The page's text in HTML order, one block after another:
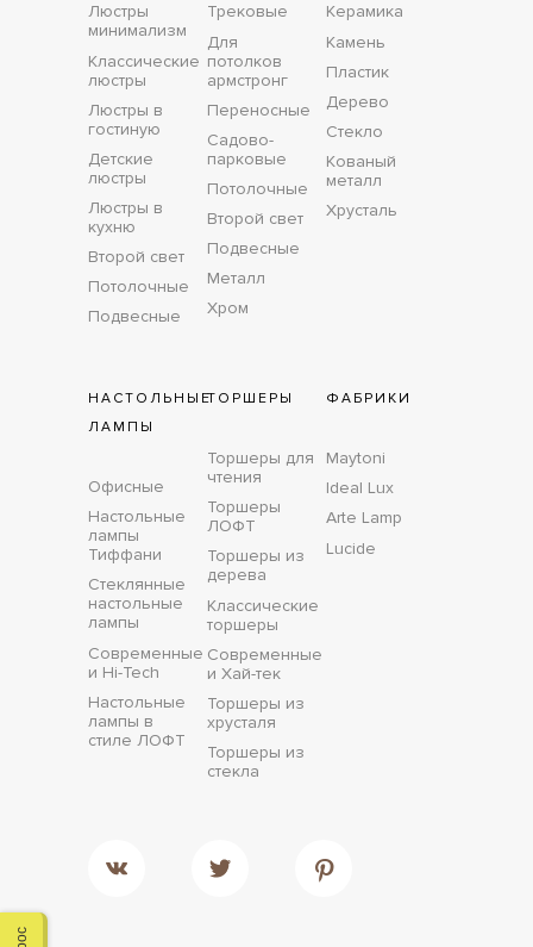
Люстры
минимализм
Классические
люстры
Люстры в
гостиную
Детские
люстры
Люстры в
кухню
Второй свет
Потолочные
Подвесные
Трековые
Для
потолков
армстронг
Переносные
Садово-
парковые
Потолочные
Второй свет
Подвесные
Металл
Хром
Керамика
Камень
Пластик
Дерево
Стекло
Кованый
металл
Хрусталь
НАСТОЛЬНЫЕ
ЛАМПЫ
Офисные
Настольные
лампы
Тиффани
Стеклянные
настольные
лампы
Современные
и Hi-Tech
Настольные
лампы в
стиле ЛОФТ
ТОРШЕРЫ
Торшеры для
чтения
Торшеры
ЛОФТ
Торшеры из
дерева
Классические
торшеры
Современные
и Хай-тек
Торшеры из
хрусталя
Торшеры из
стекла
ФАБРИКИ
Maytoni
Ideal Lux
Arte Lamp
Lucide